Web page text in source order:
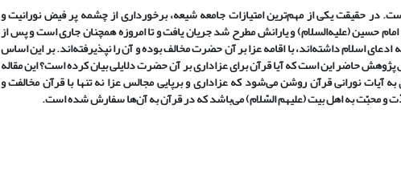
در حقیقت یکی از مهم‌ترین امتیازات جامعه شیعه، برخورداری از چشمه پر فیض نورانیت و
(علیه‌السلام) و یارانش مطرح شد جریان یافت و تا امروزه همچنان جاری است و پس از
اسلام داشته‌اند، با اقامه عزا بر آن حضرت مخالف بوده‌ و آن را نپذیرفته‌اند. بر این اساس
حاضر این است که آیا قرآن برای عزاداری بر آن حضرت دلایلی بیان کرده است؟ این مقاله
به آیات نورانی قرآن روشن می‌شود که عزاداری و برپایی مجالس عزا نه تنها با قرآن مخالفت و
و محبّت به اهل بیت (علیهم السّلام) می‌باشد که در قرآن به آن‌ها سفارش شده است.